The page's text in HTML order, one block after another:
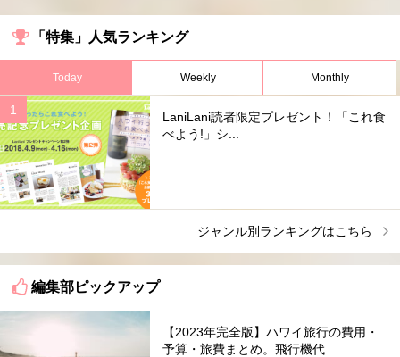
「特集」人気ランキング
Today Weekly Monthly
LaniLani読者限定プレゼント！「これ食
べよう!」シ...
ジャンル別ランキングはこちら
編集部ピックアップ
【2023年完全版】ハワイ旅行の費用・
予算・旅費まとめ。飛行機代...